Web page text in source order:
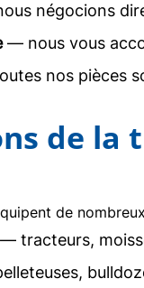
négocions
— nous vous
nos pièces
de la
de
tracteurs,